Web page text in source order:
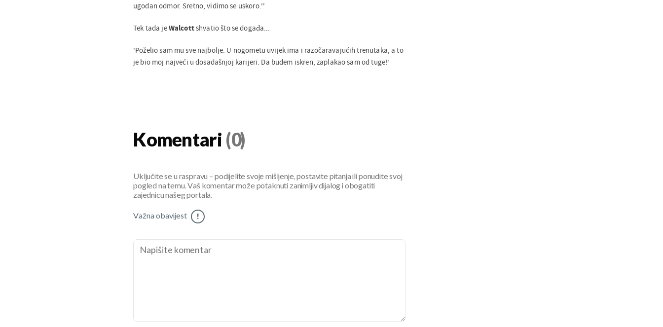
ugodan odmor. Sretno, vidimo se uskoro.''
Tek tada jeWalcottshvatio što se događa...
'Poželio sam mu sve najbolje. U nogometu uvijek ima i razočaravajućih trenutaka, a to
je bio moj najveći u dosadašnjoj karijeri. Da budem iskren, zaplakao sam od tuge!'
Komentari (0)
Uključite se u raspravu – podijelite svoje mišljenje, postavite pitanja ili ponudite svoj
pogled na temu. Vaš komentar može potaknuti zanimljiv dijalog i obogatiti
zajednicu našeg portala.
Važna obavijest !